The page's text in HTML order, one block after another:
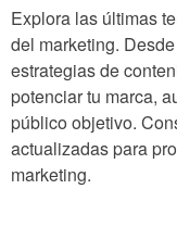
Explora las últimas
del marketing.
estrategias de
potenciar tu marca,
público objetivo.
actualizadas para
marketing.